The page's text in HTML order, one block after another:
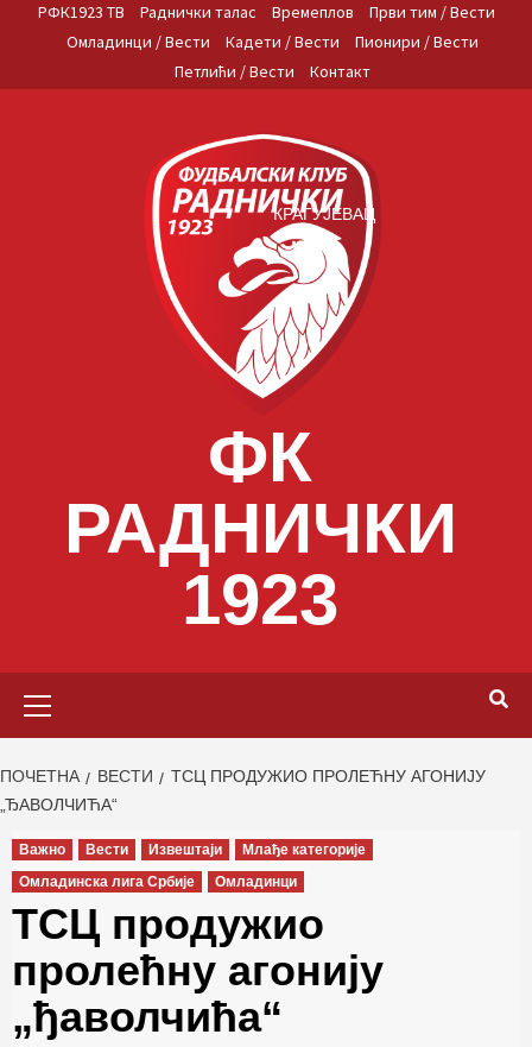
РФК1923 ТВ Раднички талас Времеплов
Први тим / Вести
Омладинци / Вести
Кадети / Вести
Пионири / Вести
Петлићи / Вести
Контакт
ФК
РАДНИЧКИ
1923
КРАГУЈЕВАЦ
ПОЧЕТНА ВЕСТИ
ТСЦ ПРОДУЖИО ПРОЛЕЋНУ АГОНИЈУ
„ЂАВОЛЧИЋА“
Важно Вести Извештаји
Млађе категорије
Омладинска лига Србије
Омладинци
ТСЦ продужио
пролећну агонију
„ђаволчића“